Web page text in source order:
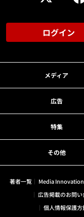
ログイン
メディア
広告
特集
その他
著者一覧 Media
広告掲載のお問い
個人情報保護方